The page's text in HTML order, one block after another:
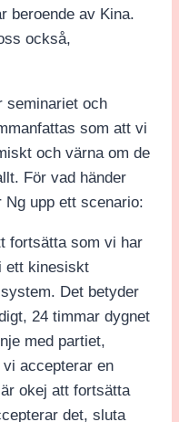
beroende av Kina.
också,
seminariet och
som att vi
och värna om de
För vad händer
upp ett scenario:
fortsätta som vi har
ett kinesiskt
Det betyder
24 timmar dygnet
med partiet,
accepterar en
okej att fortsätta
det, sluta